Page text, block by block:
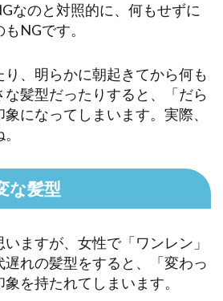
なのと対照的に、何もせずに
NGです。
、明らかに朝起きてから何も
な髪型だったりすると、「だら
になってしまいます。実際、
な髪型
ますが、女性で「ワンレン」
れの髪型をすると、「変わっ
を持たれてしまいます。